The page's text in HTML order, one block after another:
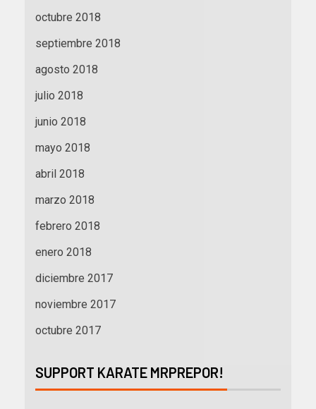
octubre 2018
septiembre 2018
agosto 2018
julio 2018
junio 2018
mayo 2018
abril 2018
marzo 2018
febrero 2018
enero 2018
diciembre 2017
noviembre 2017
octubre 2017
SUPPORT KARATE MRPREPOR!